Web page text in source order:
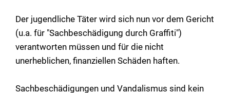
Der jugendliche Täter wird sich nun vor dem Gericht
(u.a. für "Sachbeschädigung durch Graffiti")
verantworten müssen und für die nicht
unerheblichen, finanziellen Schäden haften.
Sachbeschädigungen und Vandalismus sind kein